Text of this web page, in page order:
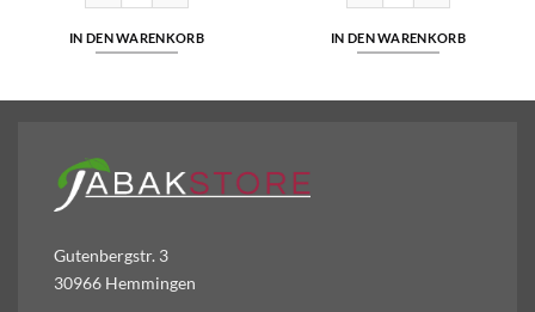
IN DEN WARENKORB IN DEN WARENKORB
Gutenbergstr. 3
30966 Hemmingen